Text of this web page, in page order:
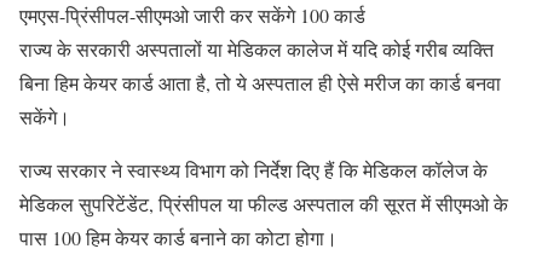
एमएस-प्रिंसीपल-सीएमओ जारी कर सकेंगे 100 कार्ड
राज्य के सरकारी अस्पतालों या मेडिकल कालेज में यदि कोई गरीब व्यक्ति
बिना हिम केयर कार्ड आता है, तो ये अस्पताल ही ऐसे मरीज का कार्ड बनवा
सकेंगे।
राज्य सरकार ने स्वास्थ्य विभाग को निर्देश दिए हैं कि मेडिकल कॉलेज के
मेडिकल सुपरिटेंडेंट, प्रिंसीपल या फील्ड अस्पताल की सूरत में सीएमओ के
पास 100 हिम केयर कार्ड बनाने का कोटा होगा।